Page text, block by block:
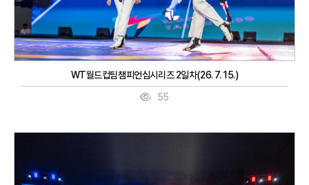
WT월드컵팀챔피언십시리즈 2일차(26. 7. 15.)
55